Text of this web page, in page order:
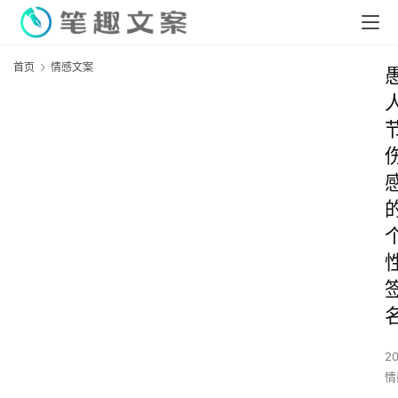
首页 情感文案